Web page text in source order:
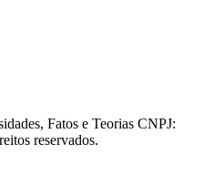
Fatos e Teorias CNPJ:
reservados.